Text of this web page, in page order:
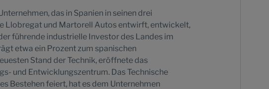
das in Spanien in seinen drei
Llobregat und Martorell Autos entwirft, entwickelt,
führende industrielle Investor des Landes im
etwa ein Prozent zum spanischen
Stand der Technik, eröffnete das
und Entwicklungszentrum. Das Technische
Bestehen feiert, hat es dem Unternehmen